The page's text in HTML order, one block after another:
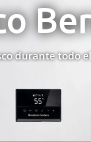
durante todo